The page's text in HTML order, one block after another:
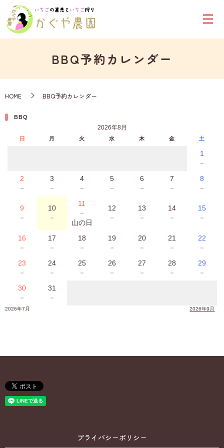
BBQ予約カレンダー
HOME BBQ予約カレンダー
BBQ
2026年8月
日 月 火 水 木 金 土
1
－
2
－
3
－
4
－
5
－
6
－
7
－
8
－
9
－
10
－
11
－
山の日
12
－
13
－
14
－
15
－
16
－
17
－
18
－
19
－
20
－
21
－
22
－
23
－
24
－
25
－
26
－
27
－
28
－
29
－
30
－
31
－
2026年7月 2026年9月
プライバシーポリシー